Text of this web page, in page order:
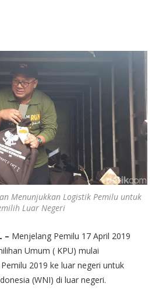
Menunjukkan Logistik Pemilu untuk
Luar Negeri
– Menjelang Pemilu 17 April 2019
Umum ( KPU) mulai
2019 ke luar negeri untuk
(WNI) di luar negeri.